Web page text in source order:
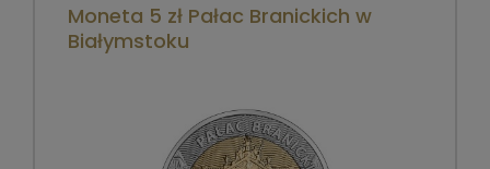
Moneta 5 zł Pałac Branickich w
Białymstoku